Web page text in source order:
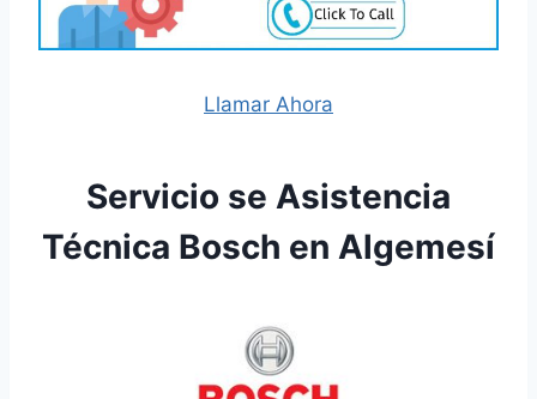
Llamar Ahora
Servicio se Asistencia
Técnica Bosch en Algemesí